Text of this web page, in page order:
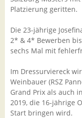
Platzierung geritten.
Die 23-jährige
2* & 4* Bewerben
sechs Mal mit
Im Dressurviereck
Weinbauer (RSZ
Grand Prix als auch
2019, die 16-jährige
Start bringen wird.